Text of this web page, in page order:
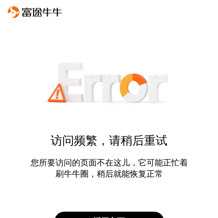
访问频繁，请稍后重试
您所要访问的页面不在这儿，它可能正忙着
刷牛牛圈，稍后就能恢复正常